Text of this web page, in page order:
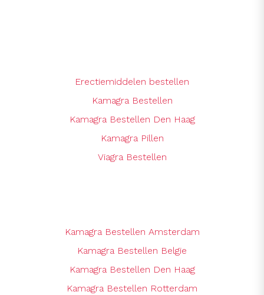
Erectiemiddelen bestellen
Kamagra Bestellen
Kamagra Bestellen Den Haag
Kamagra Pillen
Viagra Bestellen
Kamagra Bestellen Amsterdam
Kamagra Bestellen Belgie
Kamagra Bestellen Den Haag
Kamagra Bestellen Rotterdam